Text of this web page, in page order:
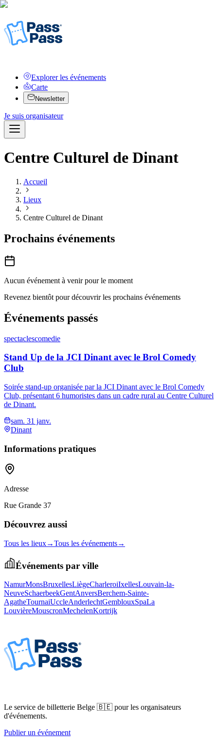
Explorer les événements
Carte
Newsletter
Je suis organisateur
Centre Culturel de Dinant
Accueil
Lieux
Centre Culturel de Dinant
Prochains événements
Aucun événement à venir pour le moment
Revenez bientôt pour découvrir les prochains événements
Événements passés
spectaclescomedie
Stand Up de la JCI Dinant avec le Brol Comedy
Club
Soirée stand-up organisée par la JCI Dinant avec le Brol Comedy
Club, présentant 6 humoristes dans un cadre rural au Centre Culturel
de Dinant.
sam. 31 janv.
Dinant
Informations pratiques
Adresse
Rue Grande 37
Découvrez aussi
Tous les lieux→Tous les événements→
Événements par ville
NamurMonsBruxellesLiègeCharleroiIxellesLouvain-la-
NeuveSchaerbeekGentAnversBerchem-Sainte-
AgatheTournaiUccleAnderlechtGemblouxSpaLa
LouvièreMouscronMechelenKortrijk
Le service de billetterie Belge 🇧🇪 pour les organisateurs
d'événements.
Publier un événement